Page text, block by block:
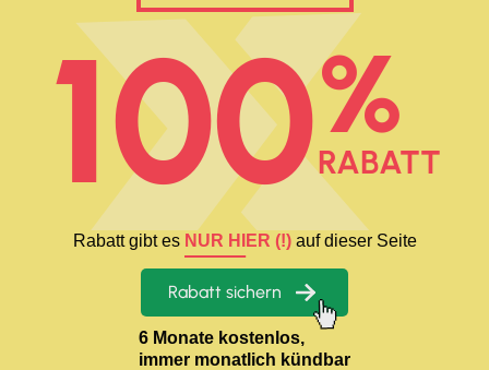
100%
RABATT
Rabatt gibt es NUR HIER (!)auf dieser Seite
Rabatt sichern
6 Monate kostenlos,
immer monatlich kündbar